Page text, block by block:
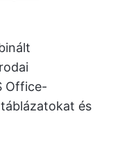
Office-
és